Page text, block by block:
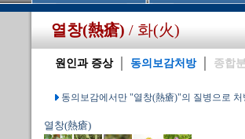
열창(熱瘡) / 화(火)
원인과 증상 동의보감처방 종합
동의보감에서만 "열창(熱瘡)"의 질병으로 처
열창(熱瘡)